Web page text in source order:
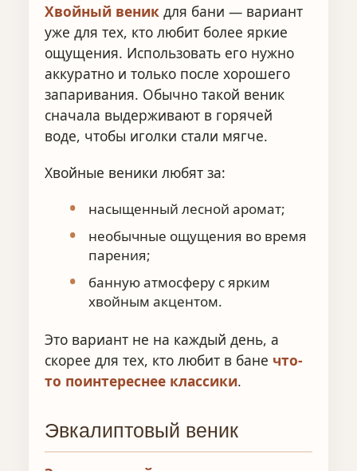
Хвойный веник для бани — вариант
уже для тех, кто любит более яркие
ощущения. Использовать его нужно
аккуратно и только после хорошего
запаривания. Обычно такой веник
сначала выдерживают в горячей
воде, чтобы иголки стали мягче.
Хвойные веники любят за:
насыщенный лесной аромат;
необычные ощущения во время
парения;
банную атмосферу с ярким
хвойным акцентом.
Это вариант не на каждый день, а
скорее для тех, кто любит в бане что-
то поинтереснее классики.
Эвкалиптовый веник